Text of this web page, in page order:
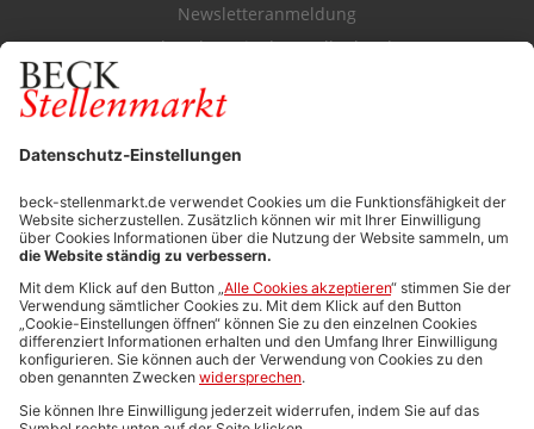
Newsletteranmeldung
Durchsuchen Sie den Stellenkatalog
FÜR ARBEITGEBER
Stellenmarktpreise
Anzeigen-AGB
Media-Daten
Newsletteranmeldung
Produktübersicht
ALLGEMEIN
FAQs